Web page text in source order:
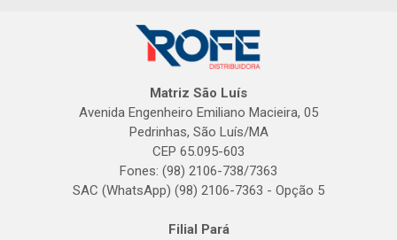
Matriz São Luís
Avenida Engenheiro Emiliano Macieira, 05
Pedrinhas, São Luís/MA
CEP 65.095-603
Fones: (98) 2106-738/7363
SAC (WhatsApp) (98) 2106-7363 - Opção 5
Filial Pará